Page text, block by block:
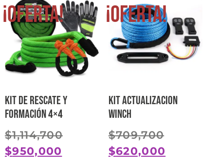
¡Oferta!
Kit de Rescate y
Formación 4×4
$1,114,700
$950,000
¡Oferta!
Kit actualizacion
winch
$709,700
$620,000